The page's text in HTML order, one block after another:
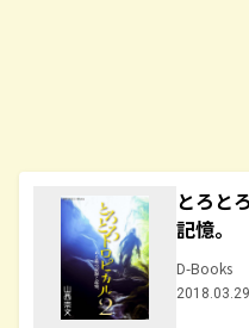
とろと
記憶。
D-Books